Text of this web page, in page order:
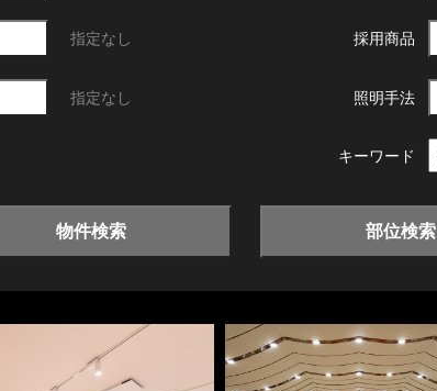
指定なし 採用商品
指定なし 照明手法
キーワード
物件検索 部位検索